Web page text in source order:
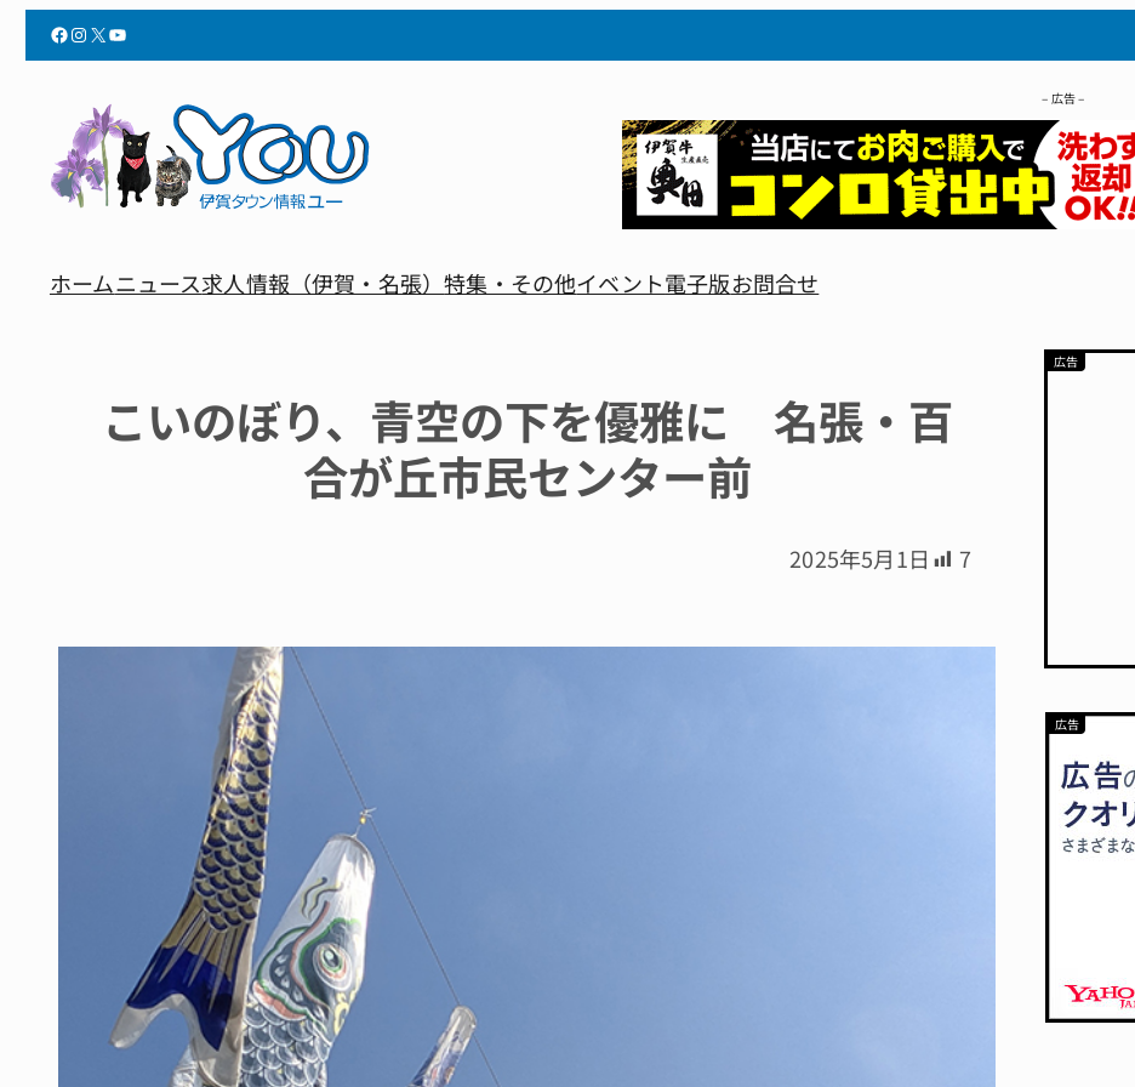
Facebook InstagramX YouTube
– 広告 –
ホームニュース求人情報（伊賀・名張）特集・その他イベント電子版お問合せ
こいのぼり、青空の下を優雅に 名張・百
合が丘市民センター前
2025年5月1日 7